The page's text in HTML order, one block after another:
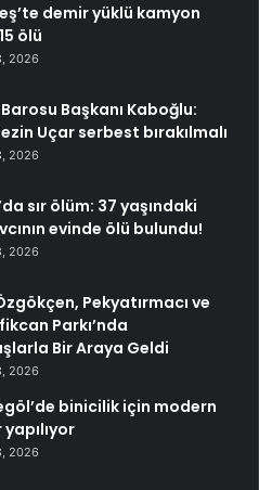
demir yüklü kamyon
ölü
2026
Başkanı Kaboğlu:
Uçar serbest bırakılmalı
2026
sır ölüm: 37 yaşındaki
evinde ölü bulundu!
2026
Pekyatırmacı ve
Parkı’nda
Bir Araya Geldi
2026
binicilik için modern
2026